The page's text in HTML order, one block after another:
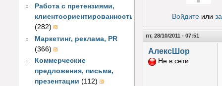
Работа с претензиями,
клиентоориентированность
(282)
Маркетинг, реклама, PR
(366)
Коммерческие
предложения, письма,
презентации (112)
Войдитеили
пт, 28/10/2011 - 07:51
АлексШор
Не в сети